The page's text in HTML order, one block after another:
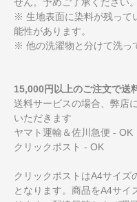
※ 生地表面に染料が残って
能性があります。
※ 他の洗濯物と分けて洗っ
15,000円以上のご注文で送
送料サービスの場合、弊店
いただきます
ヤマト運輸＆佐川急便 - OK
クリックポスト - OK
クリックポストはA4サイズ
となります。商品をA4サイ